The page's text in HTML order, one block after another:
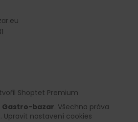
Shoptet Premium
Gastro-bazar. Všechna práva
Upravit nastavení cookies